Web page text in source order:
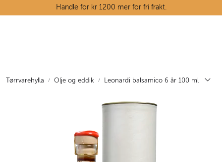
Skip to main contentHandle for kr 1200 mer for fri frakt.
Tørrvarehylla Olje og eddik Leonardi balsamico 6 år 100 ml